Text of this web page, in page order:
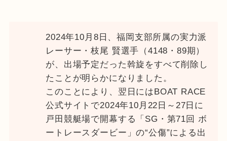
2024年10月8日、福岡支部所属の実力派
レーサー・枝尾 賢選手（4148・89期）
が、出場予定だった斡旋をすべて削除し
たことが明らかになりました。
このことにより、翌日にはBOAT RACE
公式サイトで2024年10月22日～27日に
戸田競艇場で開幕する「SG・第71回 ボ
ートレースダービー」の“公傷”による出